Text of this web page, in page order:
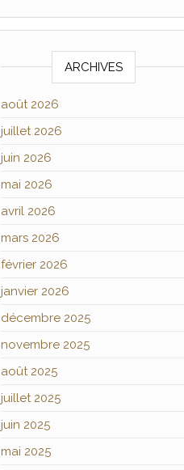
ARCHIVES
août 2026
juillet 2026
juin 2026
mai 2026
avril 2026
mars 2026
février 2026
janvier 2026
décembre 2025
novembre 2025
août 2025
juillet 2025
juin 2025
mai 2025